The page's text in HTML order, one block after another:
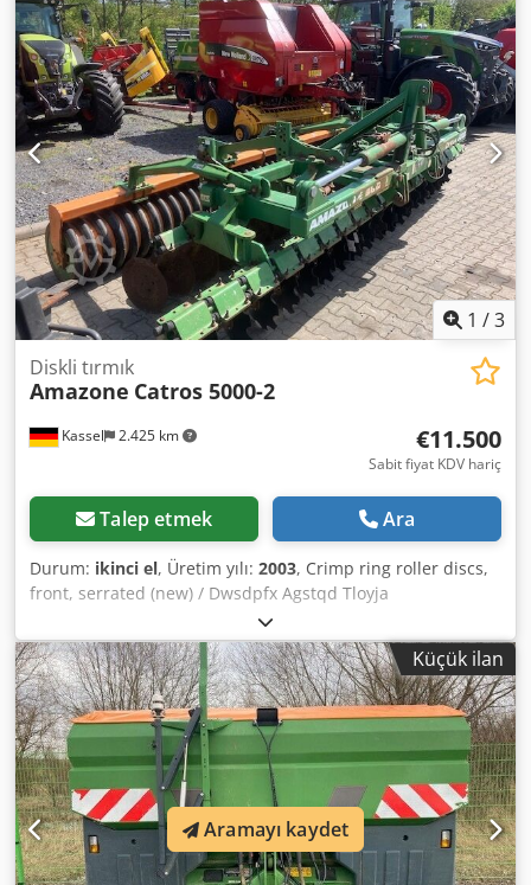
1 /3
Kassel 2.425 km
Diskli tırmık
Amazone Catros 5000-2
€11.500
Sabit fiyat KDV hariç
Talep etmek Ara
Durum: ikinci el, Üretim yılı: 2003, Crimp ring roller discs,
front, serrated (new) / Dwsdpfx Agstqd Tloyja
Küçük ilan
Aramayı kaydet